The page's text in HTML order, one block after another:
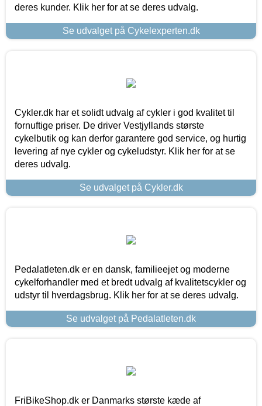
deres kunder. Klik her for at se deres udvalg.
Se udvalget på Cykelexperten.dk
Cykler.dk har et solidt udvalg af cykler i god kvalitet til
fornuftige priser. De driver Vestjyllands største
cykelbutik og kan derfor garantere god service, og hurtig
levering af nye cykler og cykeludstyr. Klik her for at se
deres udvalg.
Se udvalget på Cykler.dk
Pedalatleten.dk er en dansk, familieejet og moderne
cykelforhandler med et bredt udvalg af kvalitetscykler og
udstyr til hverdagsbrug. Klik her for at se deres udvalg.
Se udvalget på Pedalatleten.dk
FriBikeShop.dk er Danmarks største kæde af